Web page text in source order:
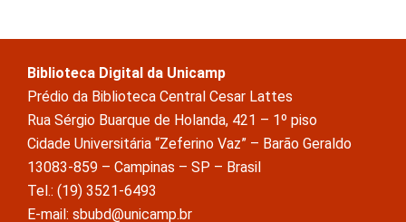
Biblioteca Digital da Unicamp
Prédio da Biblioteca Central Cesar Lattes
Rua Sérgio Buarque de Holanda, 421 – 1º piso
Cidade Universitária “Zeferino Vaz” – Barão Geraldo
13083-859 – Campinas – SP – Brasil
Tel.: (19) 3521-6493
E-mail: sbubd@unicamp.br